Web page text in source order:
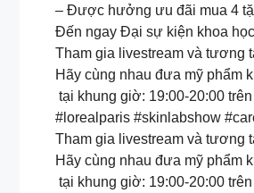
– Được hưởng ưu đãi mua 4
Đến ngay Đại sự kiện khoa
Tham gia livestream và tương
Hãy cùng nhau đưa mỹ phẩm
tại khung giờ: 19:00-20:00
#lorealparis #skinlabshow
Tham gia livestream và tương
Hãy cùng nhau đưa mỹ phẩm
tại khung giờ: 19:00-20:00